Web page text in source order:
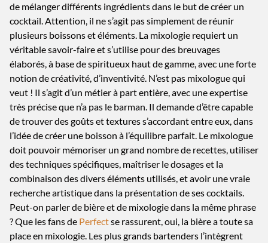
de mélanger différents ingrédients dans le but de créer un
cocktail. Attention, il ne s’agit pas simplement de réunir
plusieurs boissons et éléments. La mixologie requiert un
véritable savoir-faire et s’utilise pour des breuvages
élaborés, à base de spiritueux haut de gamme, avec une forte
notion de créativité, d’inventivité. N’est pas mixologue qui
veut ! Il s’agit d’un métier à part entière, avec une expertise
très précise que n’a pas le barman. Il demande d’être capable
de trouver des goûts et textures s’accordant entre eux, dans
l’idée de créer une boisson à l’équilibre parfait. Le mixologue
doit pouvoir mémoriser un grand nombre de recettes, utiliser
des techniques spécifiques, maîtriser le dosages et la
combinaison des divers éléments utilisés, et avoir une vraie
recherche artistique dans la présentation de ses cocktails.
Peut-on parler de bière et de mixologie dans la même phrase
? Que les fans de Perfectse rassurent, oui, la bière a toute sa
place en mixologie. Les plus grands bartenders l’intègrent